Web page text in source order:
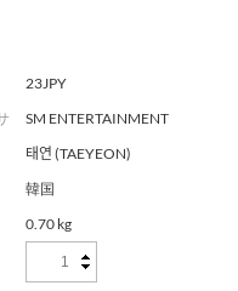
23JPY
SM ENTERTAINMENT
태연 (TAEYEON)
韓国
0.70 kg